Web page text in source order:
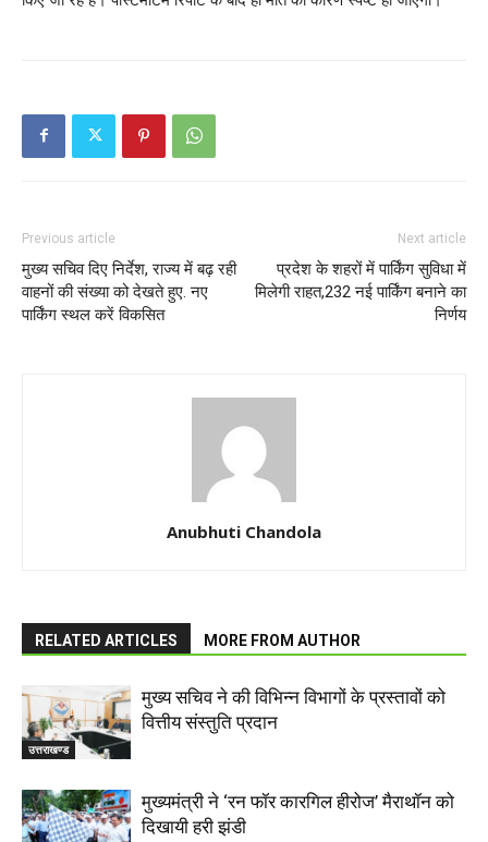
Previous article
मुख्य सचिव दिए निर्देश, राज्य में बढ़ रही
वाहनों की संख्या को देखते हुए. नए
पार्किंग स्थल करें विकसित
Next article
प्रदेश के शहरों में पार्किंग सुविधा में
मिलेगी राहत,232 नई पार्किंग बनाने का
निर्णय
Anubhuti Chandola
RELATED ARTICLES MORE FROM AUTHOR
उत्तराखण्ड
मुख्य सचिव ने की विभिन्न विभागों के प्रस्तावों को
वित्तीय संस्तुति प्रदान
मुख्यमंत्री ने ‘रन फॉर कारगिल हीरोज’ मैराथॉन को
दिखायी हरी झंडी